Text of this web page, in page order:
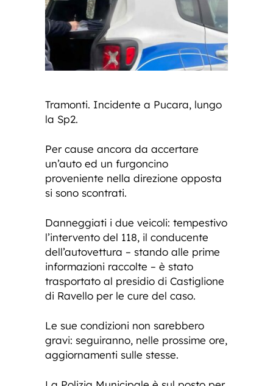
Tramonti. Incidente a Pucara, lungo
la Sp2.
Per cause ancora da accertare
un’auto ed un furgoncino
proveniente nella direzione opposta
si sono scontrati.
Danneggiati i due veicoli: tempestivo
l’intervento del 118, il conducente
dell’autovettura – stando alle prime
informazioni raccolte – è stato
trasportato al presidio di Castiglione
di Ravello per le cure del caso.
Le sue condizioni non sarebbero
gravi: seguiranno, nelle prossime ore,
aggiornamenti sulle stesse.